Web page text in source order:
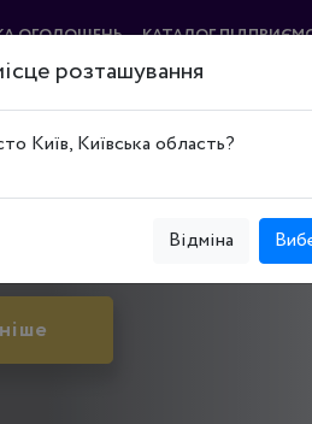
ОГОЛОШЕНЬ КАТАЛОГ
н, просп. Леся Курбаса,
розташування
Київ, Київська область?
Відміна